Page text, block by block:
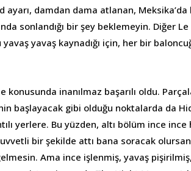
ayarı, damdan dama atlanan,
sonlandığı bir şey beklemeyin. Diğer
yavaş kaynadığı için, her bir
inanılmaz başarılı oldu.
başlayacak gibi olduğu noktalarda da
yerlere. Bu yüzden, altı bölüm ince ince
bir şekilde attı bana soracak
Ama ince işlenmiş, yavaş